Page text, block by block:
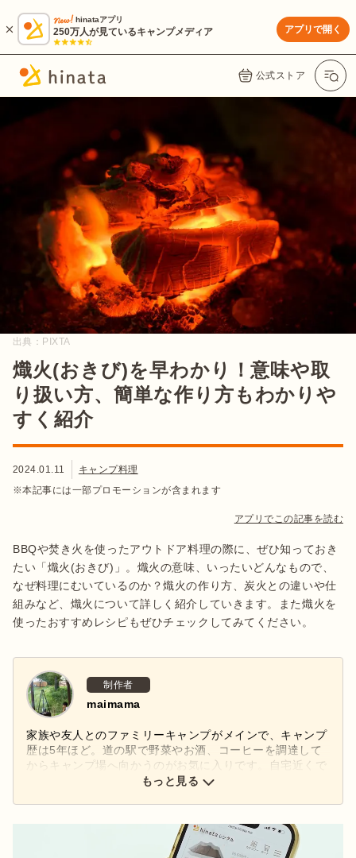
hinataアプリ
250万人が見ているキャンプメディア アプリで開く
公式ストア
出典： PIXTA
熾火(おきび)を早わかり！意味や取
り扱い方、簡単な作り方もわかりや
すく紹介
2024.01.11
キャンプ料理
※本記事には一部プロモーションが含まれます
アプリでこの記事を読む
BBQや焚き火を使ったアウトドア料理の際に、ぜひ知っておき
たい「熾火(おきび)」。熾火の意味、いったいどんなもので、
なぜ料理にむいているのか？熾火の作り方、炭火との違いや仕
組みなど、熾火について詳しく紹介していきます。また熾火を
使ったおすすめレシピもぜひチェックしてみてください。
制作者
maimama
家族や友人とのファミリーキャンプがメインで、キャンプ
歴は5年ほど。道の駅で野菜やお酒、コーヒーを調達して
からキャンプ場へ向かうのがお気に入りです。自宅近くで
状態の良い薪を売っている場所をみつけてから、キャンプ
もっと見る